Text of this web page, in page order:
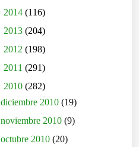
2014 (116)
2013 (204)
2012 (198)
2011 (291)
2010 (282)
diciembre 2010(19)
noviembre 2010(9)
octubre 2010(20)